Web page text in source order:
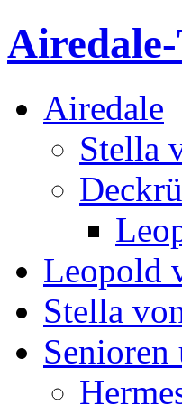
Airedale
Stella
Leopold
Stella
Senioren